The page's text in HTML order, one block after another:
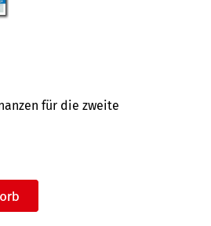
für die zweite